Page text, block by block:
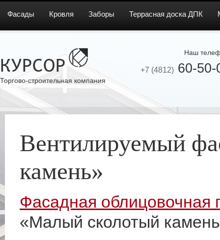
Фасады Кровля Заборы Террасная доска ДПК
Торгово-строительная компания
Наш
+7 (4812) 60-50-
Вентилируемый
камень»
Фасадная облицовочная
«Малый сколотый